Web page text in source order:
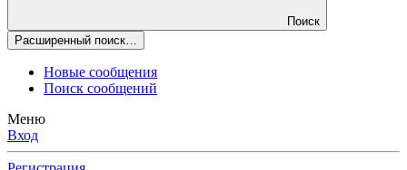
Поиск
Расширенный поиск…
Новые сообщения
Поиск сообщений
Меню
Вход